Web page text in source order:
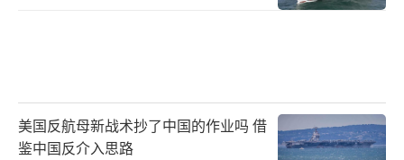
美国反航母新战术抄了中国的作业吗 借
鉴中国反介入思路